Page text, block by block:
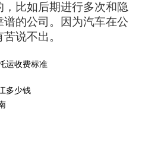
比如后期进行多次和隐
的公司。因为汽车在公
说不出。
运收费标准
多少钱